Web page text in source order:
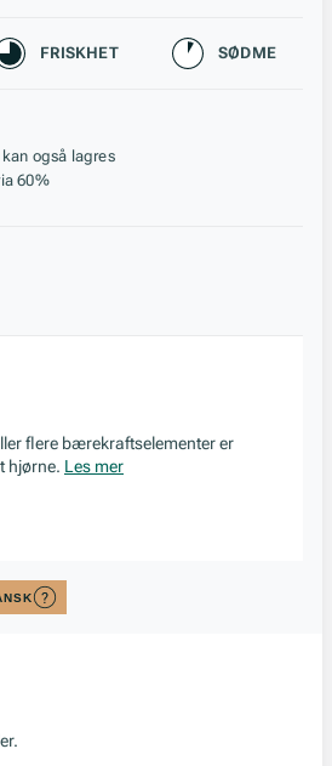
FRISKHET SØDME
råstoff
også lagres
60%
flere bærekraftselementer er
hjørne. Les mer